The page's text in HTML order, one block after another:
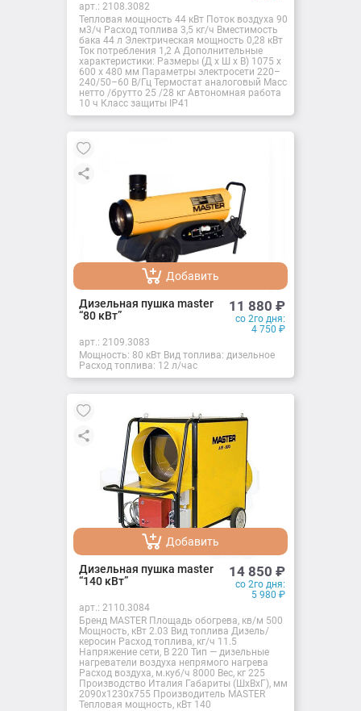
арт.: 2108.3082
Тепловая мощность 44 кВт Поток воздуха 900
м3/ч Расход топлива 3,5 кг/ч Вместимость
бака 44 л Электрическая мощность 0,28 кВт
Ток потребления 1,2 A Дополнительные
характеристики: Размеры (Д х Ш х В) 1075 x
600 x 480 мм Параметры электросети 220–
240/50–60 В/Гц Термостат аналоговый Масса
нетто /брутто 25 /28 кг Автономная работа
10 ч Класс защиты IP41
Добавить
Добавлено
Дизельная пушка master
“80 кВт”
11 880 ₽
со 2го дня:
4 750 ₽
арт.: 2109.3083
Мощность: 80 кВт Вид топлива: дизельное
Расход топлива: 12 л/час
Добавить
Добавлено
Дизельная пушка master
“140 кВт”
14 850 ₽
со 2го дня:
5 980 ₽
арт.: 2110.3084
Бренд MASTER Площадь обогрева, кв/м 500
Мощность, кВт 2.03 Вид топлива Дизель/
керосин Расход топлива, кг/ч 11.5
Напряжение сети, В 220 Тип — дизельные
нагреватели воздуха непрямого нагрева
Расход воздуха, м.куб/ч 8000 Вес, кг 225
Производство Италия Габариты (ШxВxГ), мм
2090x1230x755 Производитель MASTER
Тепловая мощность, кВт 140